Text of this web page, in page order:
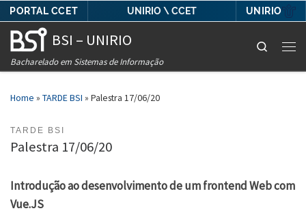
PORTAL CCET UNIRIO \ CCET UNIRIO
Skip to content
BSI – UNIRIO
Bacharelado em Sistemas de Informação
Search
Home » TARDE BSI » Palestra 17/06/20
TARDE BSI
Palestra 17/06/20
Introdução ao desenvolvimento de um frontend Web com
Vue.JS